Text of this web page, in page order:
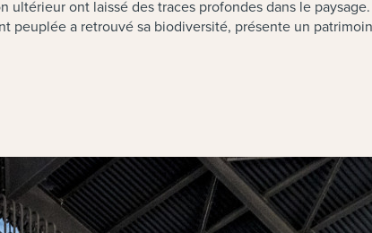
ont laissé des traces profondes dans le
a retrouvé sa biodiversité, présente un